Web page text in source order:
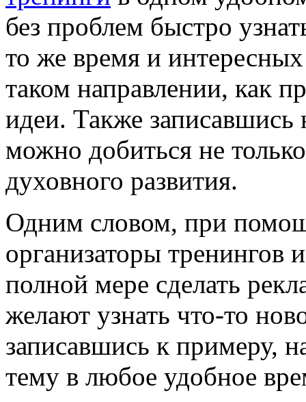
без проблем быстро
то же время и
таком направлении, как
идеи. Также записавшись
можно добиться не
духовного развития.
Одним словом, при
организаторы тренингов
полной мере сделать
желают узнать что-то
записавшись к примеру,
тему в любое удобное